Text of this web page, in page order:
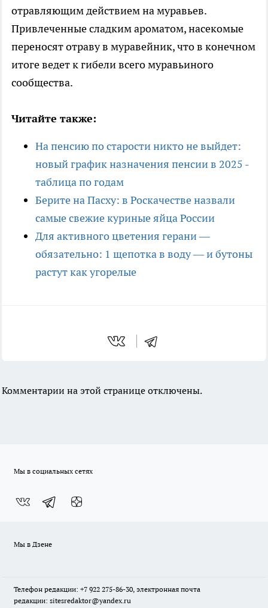
отравляющим действием на муравьев.
Привлеченные сладким ароматом, насекомые
переносят отраву в муравейник, что в конечном
итоге ведет к гибели всего муравьиного
сообщества.
Читайте также:
На пенсию по старости никто не выйдет:
новый график назначения пенсии в 2025 -
таблица по годам
Берите на Пасху: в Роскачестве назвали
самые свежие куриные яйца России
Для активного цветения герани —
обязательно: 1 щепотка в воду — и бутоны
растут как угорелые
Комментарии на этой странице отключены.
Мы в социальных сетях
Мы в Дзене
Телефон редакции: +7 922 275-86-30, электронная почта
редакции: sitesredaktor@yandex.ru